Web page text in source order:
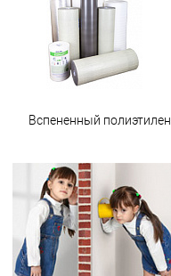
Вспененный полиэтилен